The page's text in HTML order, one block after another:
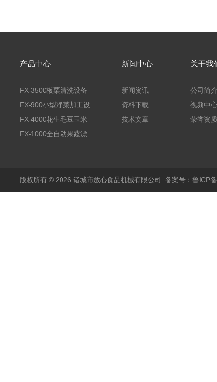
产品中心
FX-3500板栗清洗设备
全自动气泡清洗机
FX-900小型净菜加工设
备野菜清洗机
FX-4000花生毛豆玉米
蒸煮漂烫机
FX-1000全自动果蔬漂
新闻中心
新闻资讯
资料下载
技术文章
关于我
公司简介
视频中心
荣誉资质
版权所有 © 2026 诸城市放心食品机械有限公司 备案号：鲁ICP